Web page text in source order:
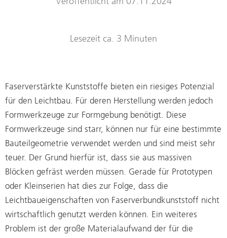
e
d
o
Lesezeit ca. 3 Minuten
Faserverstärkte Kunststoffe bieten ein riesiges Potenzial
für den Leichtbau. Für deren Herstellung werden jedoch
Formwerkzeuge zur Formgebung benötigt. Diese
Formwerkzeuge sind starr, können nur für eine bestimmte
Bauteilgeometrie verwendet werden und sind meist sehr
teuer. Der Grund hierfür ist, dass sie aus massiven
Blöcken gefräst werden müssen. Gerade für Prototypen
oder Kleinserien hat dies zur Folge, dass die
Leichtbaueigenschaften von Faserverbundkunststoff nicht
wirtschaftlich genutzt werden können. Ein weiteres
Problem ist der große Materialaufwand der für die